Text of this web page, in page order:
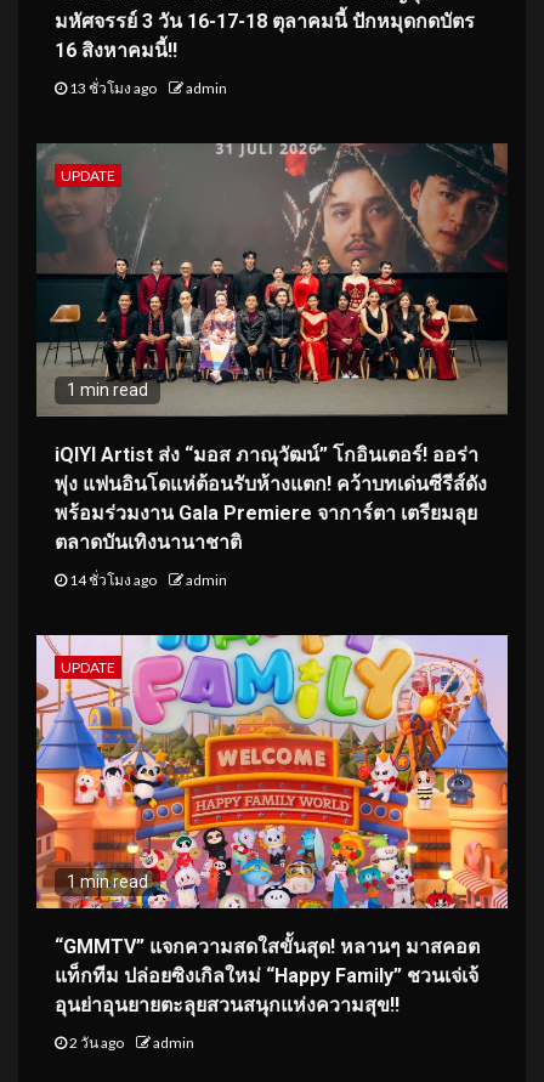
มหัศจรรย์ 3 วัน 16-17-18 ตุลาคมนี้ ปักหมุดกดบัตร
16 สิงหาคมนี้!!
13 ชั่วโมง ago admin
UPDATE
1 min read
iQIYI Artist ส่ง “มอส ภาณุวัฒน์” โกอินเตอร์! ออร่า
พุ่ง แฟนอินโดแห่ต้อนรับห้างแตก! คว้าบทเด่นซีรีส์ดัง
พร้อมร่วมงาน Gala Premiere จาการ์ตา เตรียมลุย
ตลาดบันเทิงนานาชาติ
14 ชั่วโมง ago admin
UPDATE
1 min read
“GMMTV” แจกความสดใสขั้นสุด! หลานๆ มาสคอต
แท็กทีม ปล่อยซิงเกิลใหม่ “Happy Family” ชวนเจ่เจ้
อุนย่าอุนยายตะลุยสวนสนุกแห่งความสุข!!
2 วัน ago admin